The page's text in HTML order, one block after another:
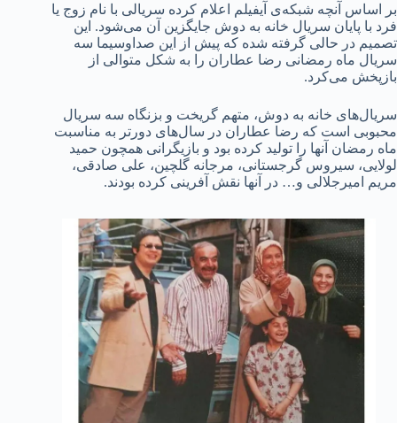
بر اساس آنچه شبکه‌ی آیفیلم اعلام کرده سریالی با نام زوج یا
فرد با پایان سریال خانه به دوش جایگزین آن می‌شود. این
تصمیم در حالی گرفته شده که پیش از این صداوسیما سه
سریال ماه رمضانی رضا عطاران را به شکل متوالی از
بازپخش می‌کرد.
سریال‌های خانه به دوش، متهم گریخت و بزنگاه سه سریال
محبوبی است که رضا عطاران در سال‌های دورتر به مناسبت
ماه رمضان آنها را تولید کرده بود و بازیگرانی همچون حمید
لولایی، سیروس گرجستانی، مرجانه گلچین، علی صادقی،
مریم امیرجلالی و… در آنها نقش آفرینی کرده بودند.